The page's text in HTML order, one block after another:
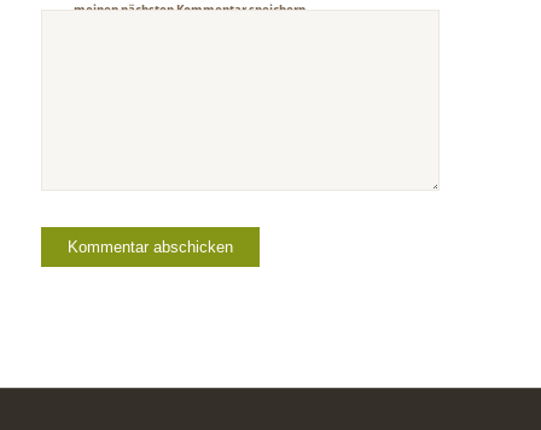
meinen nächsten Kommentar speichern.